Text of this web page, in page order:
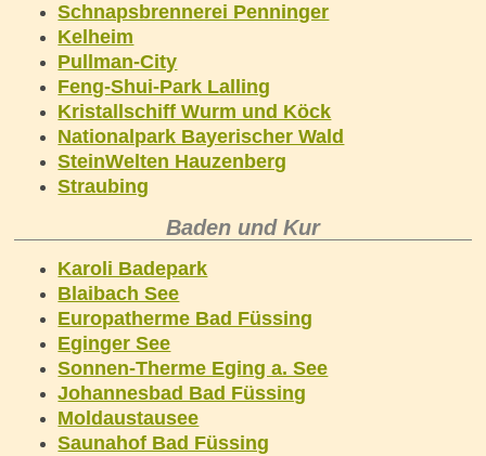
Schnapsbrennerei Penninger
Kelheim
Pullman-City
Feng-Shui-Park Lalling
Kristallschiff Wurm und Köck
Nationalpark Bayerischer Wald
SteinWelten Hauzenberg
Straubing
Baden und Kur
Karoli Badepark
Blaibach See
Europatherme Bad Füssing
Eginger See
Sonnen-Therme Eging a. See
Johannesbad Bad Füssing
Moldaustausee
Saunahof Bad Füssing